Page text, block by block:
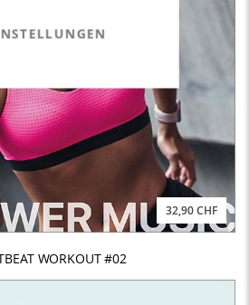
32,90 CHF
WORKOUT #02